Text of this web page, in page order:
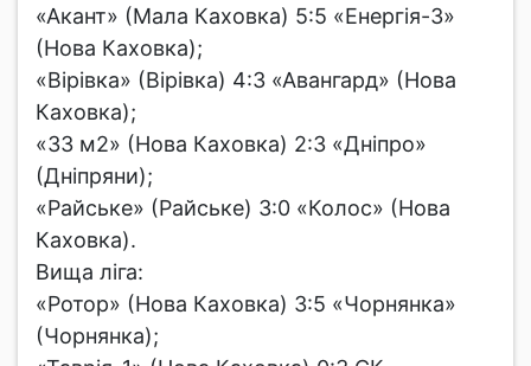
«Акант» (Мала Каховка) 5:5 «Енергія-3»
(Нова Каховка);
«Вірівка» (Вірівка) 4:3 «Авангард» (Нова
Каховка);
«33 м2» (Нова Каховка) 2:3 «Дніпро»
(Дніпряни);
«Райське» (Райське) 3:0 «Колос» (Нова
Каховка).
Вища ліга:
«Ротор» (Нова Каховка) 3:5 «Чорнянка»
(Чорнянка);